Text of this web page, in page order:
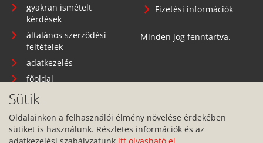
gyakran ismételt
kérdések
általános szerződési
feltételek
adatkezelés
főoldal
Fizetési információk
Minden jog fenntartva.
Telephely: 1134 Budapest, Angyalföldi út 25.
Sütik
Oldalainkon a felhasználói élmény növelése érdekében
sütiket is használunk. Részletes információk és az